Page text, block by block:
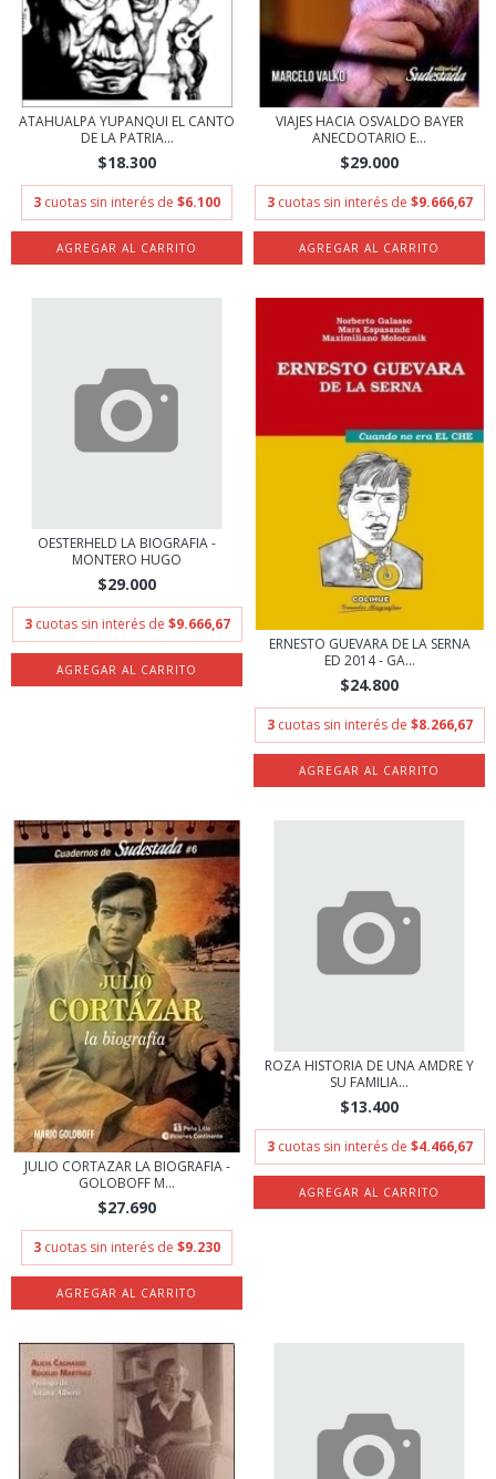
ATAHUALPA YUPANQUI EL CANTO
DE LA PATRIA...
$18.300
3 cuotas sin interés de $6.100
VIAJES HACIA OSVALDO BAYER
ANECDOTARIO E...
$29.000
3 cuotas sin interés de $9.666,67
OESTERHELD LA BIOGRAFIA -
MONTERO HUGO
$29.000
3 cuotas sin interés de $9.666,67
ERNESTO GUEVARA DE LA SERNA
ED 2014 - GA...
$24.800
3 cuotas sin interés de $8.266,67
JULIO CORTAZAR LA BIOGRAFIA -
GOLOBOFF M...
$27.690
3 cuotas sin interés de $9.230
ROZA HISTORIA DE UNA AMDRE Y
SU FAMILIA...
$13.400
3 cuotas sin interés de $4.466,67